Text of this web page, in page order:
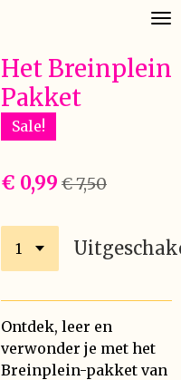
Het Breinplein
Pakket
Sale!
€ 0,99 € 7,50
Ontdek, leer en
verwonder je met het
Breinplein-pakket van